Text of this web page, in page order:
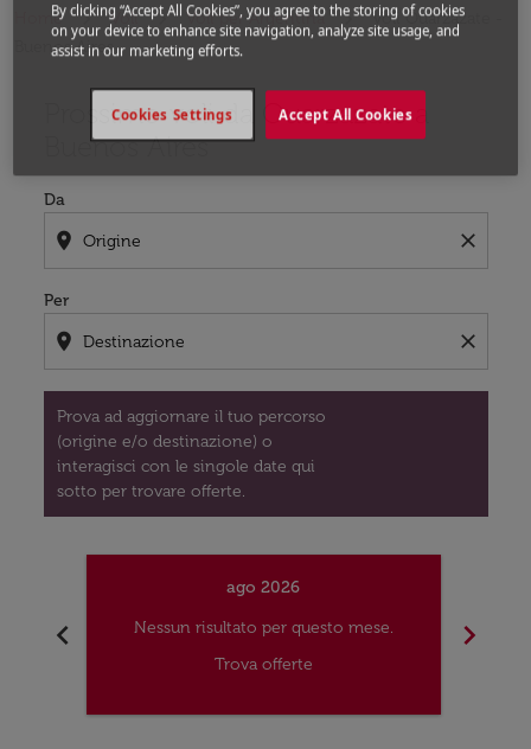
Home Voli Voli per Argentina
Voli Ouarzazate -
Buenos Aires
Prossimo voli da Ouarzazate a
Buenos Aires
Da
location_on close
Per
location_on close
Prova ad aggiornare il tuo percorso
(origine e/o destinazione) o
interagisci con le singole date qui
sotto per trovare offerte.
Prova ad aggiornare il tuo percorso (origine e/o
chevron_left
ago 2026
Nessun risultato per questo mese.
Trova offerte
chevron_right
By clicking “Accept All Cookies”, you agree to the storing of cookies
on your device to enhance site navigation, analyze site usage, and
assist in our marketing efforts.
Accept All Cookies
Cookies Settings